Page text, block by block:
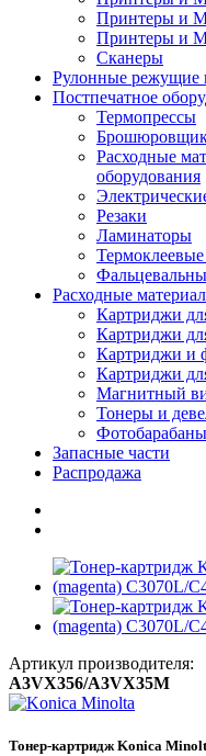
Принтеры и
Принтеры и
Сканеры
Рулонные режущие
Постпечатное
Термопрессы
Расходные
оборудования
Резаки
Ламинаторы
Расходные
Картриджи
Картриджи
Картриджи и
Картриджи
Магнитный
Тонеры и
Запасные части
Распродажа
Артикул производителя:
A3VX356/A3VX35M
Тонер-картридж Konica